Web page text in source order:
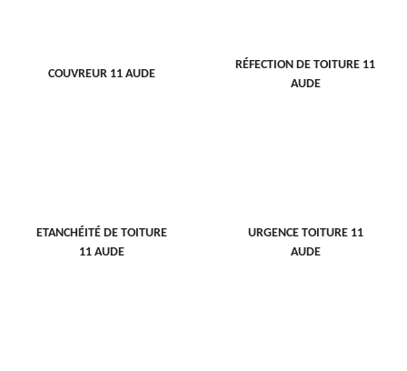
COUVREUR 11 AUDE
RÉFECTION DE TOITURE 11
AUDE
ETANCHÉITÉ DE TOITURE
11 AUDE
URGENCE TOITURE 11
AUDE